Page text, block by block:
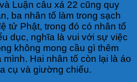
Luận câu xá 22 cũng quy
ba nhân tố làm trong sạch
tử Phật, trong đó có nhân tố
dục, nghĩa là vui với sự việc
không mong cầu gì thêm
Hai nhân tố còn lại là áo
cụ và giường chiếu.